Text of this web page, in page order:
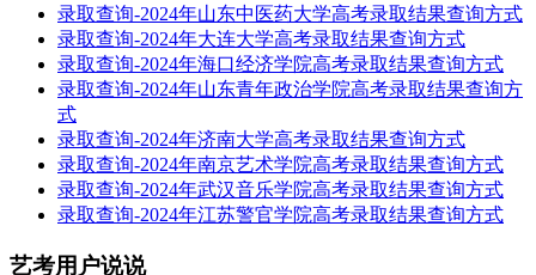
录取查询-2024年山东中医药大学高考录取结果查询方式
录取查询-2024年大连大学高考录取结果查询方式
录取查询-2024年海口经济学院高考录取结果查询方式
录取查询-2024年山东青年政治学院高考录取结果查询方
式
录取查询-2024年济南大学高考录取结果查询方式
录取查询-2024年南京艺术学院高考录取结果查询方式
录取查询-2024年武汉音乐学院高考录取结果查询方式
录取查询-2024年江苏警官学院高考录取结果查询方式
艺考用户说说